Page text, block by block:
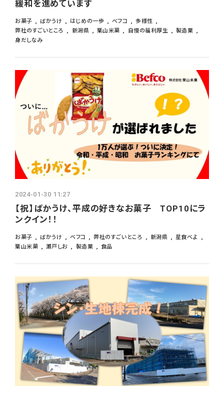
緩和を進めています
お菓子 ばかうけ はじめの一歩 ベフコ
多様性
弊社のすごいところ
新潟県 栗山米菓 自慢の福利厚生
製造業
身だしなみ
2024-01-30 11:27
【祝】ばかうけ、平成の好きなお菓子 TOP10にラ
ンクイン！！
お菓子 ばかうけ ベフコ 弊社のすごいところ 新潟県
星食べよ
栗山米菓
瀬戸しお 製造業 食品